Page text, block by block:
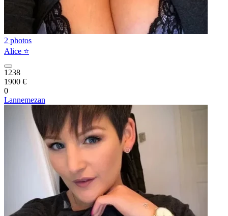
2 photos
Alice ⭐️
1238
1900 €
0
Lannemezan